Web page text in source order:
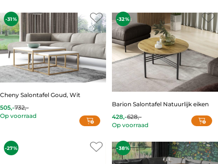
product
has
multiple
variants.
The
options
may
be
on
the
product
-31%
Cheny Salontafel Goud, Wit
505,-
Current
price
732,-
Original
price
Op voorraad
-32%
Barion Salontafel Natuurlijk eiken
428,-
Current
price
428,-.
628,-
Original
price
628,-.
Op voorraad
-27% -38%